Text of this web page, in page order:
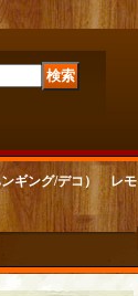
ンギング/デコ） レモ